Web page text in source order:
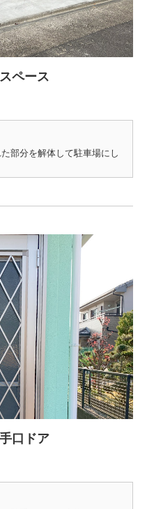
ペース
部分を解体して駐車場にし
口ドア